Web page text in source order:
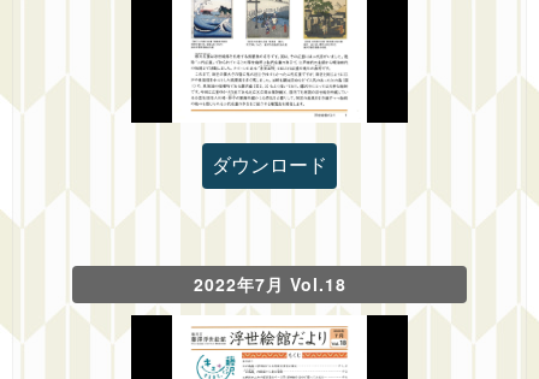
ダウンロード
2022年7月 Vol.18